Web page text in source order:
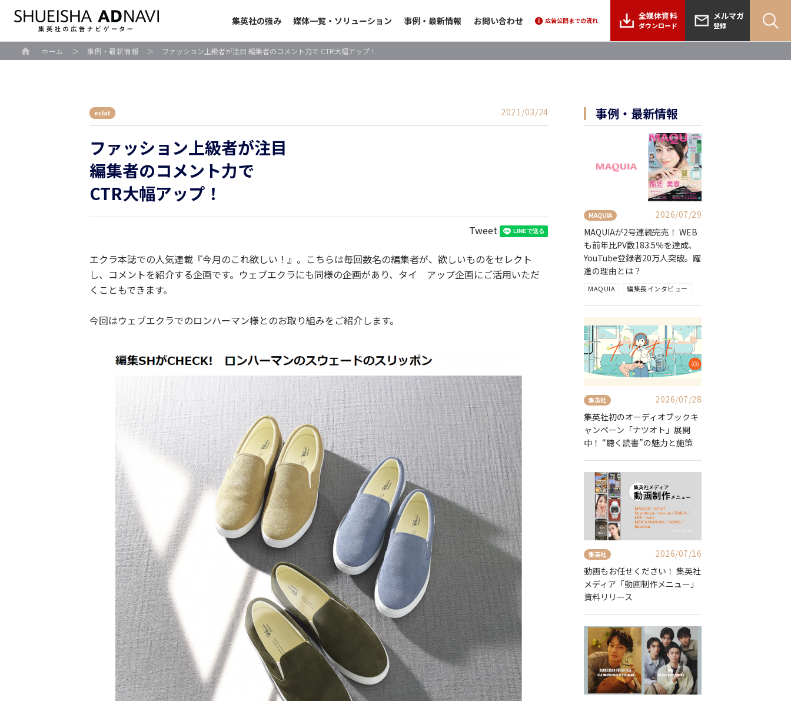
集英社の強み 媒体一覧・ソリューション 事例・最新情報 お問い合わせ i 広告公開までの流れ 全媒体資料
ダウンロード
メルマガ
登録
ホーム ＞ 事例・最新情報 ＞ ファッション上級者が注目 編集者のコメント力で CTR大幅アップ！
eclat 2021/03/24
ファッション上級者が注目
編集者のコメント力で
CTR大幅アップ！
Tweet
エクラ本誌での人気連載『今月のこれ欲しい！』。こちらは毎回数名の編集者が、欲しいものをセレクト
し、コメントを紹介する企画です。ウェブエクラにも同様の企画があり、タイ アップ企画にご活用いただ
くこともできます。
今回はウェブエクラでのロンハーマン様とのお取り組みをご紹介します。
事例・最新情報
MAQUIA
2026/07/29
MAQUIAが2号連続完売！ WEB
も前年比PV数183.5％を達成、
YouTube登録者20万人突破。躍
進の理由とは？
MAQUIA 編集長インタビュー
集英社
2026/07/28
集英社初のオーディオブックキ
ャンペーン「ナツオト」展開
中！ “聴く読書”の魅力と施策
集英社
2026/07/16
動画もお任せください！ 集英社
メディア「動画制作メニュー」
資料リリース